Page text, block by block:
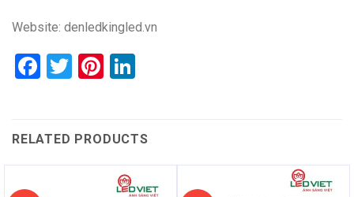
Website: denledkingled.vn
Facebook
TwitterPinterest
RELATED PRODUCTS